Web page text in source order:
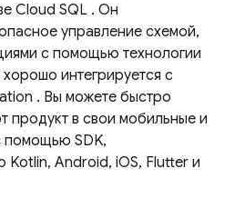
Cloud SQL . Он
управление схемой,
с помощью технологии
интегрируется с
. Вы можете быстро
продукт в свои мобильные и
помощью SDK,
Android, iOS, Flutter и